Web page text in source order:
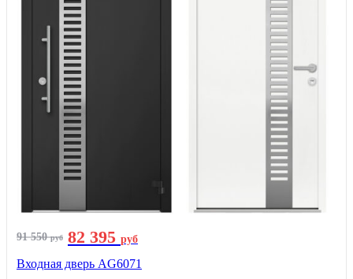
91 550руб 82 395 руб
Входная дверь AG6071